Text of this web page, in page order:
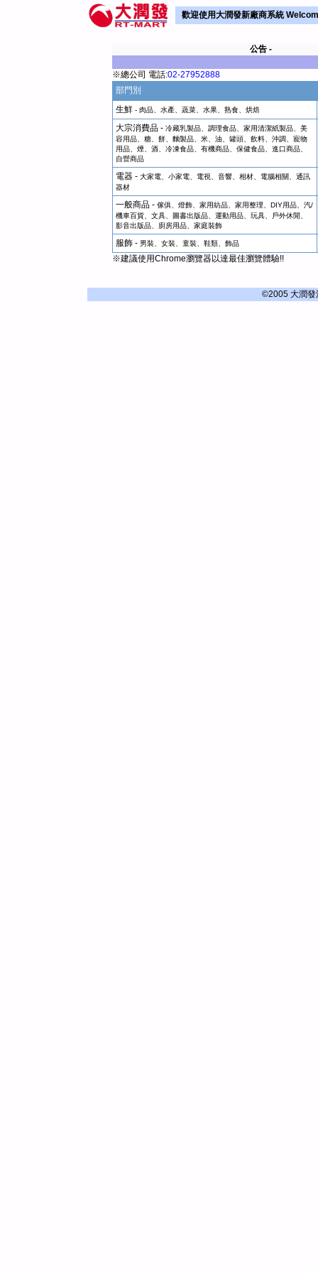
歡迎使用大潤發新廠商系統
公告 -
※總公司 電話:02-27952888
部門別
生鮮 - 肉品、水產、蔬菜、水果、熟食、烘焙
大宗消費品 - 冷藏乳製品、調理食品、家用清潔紙製品、美
容用品、糖、餅、麵製品、米、油、罐頭、飲料、沖調、寵物
用品、煙、酒、冷凍食品、有機商品、保健食品、進口商品、
自營商品
電器 - 大家電、小家電、電視、音響、相材、電腦相關、通訊
器材
一般商品 - 傢俱、燈飾、家用紡品、家用整理、DIY用品、汽/
機車百貨、文具、圖書出版品、運動用品、玩具、戶外休閒、
影音出版品、廚房用品、家庭裝飾
服飾 - 男裝、女裝、童裝、鞋類、飾品
※建議使用Chrome瀏覽器以達最佳瀏覽體驗!!
©2005 大潤發